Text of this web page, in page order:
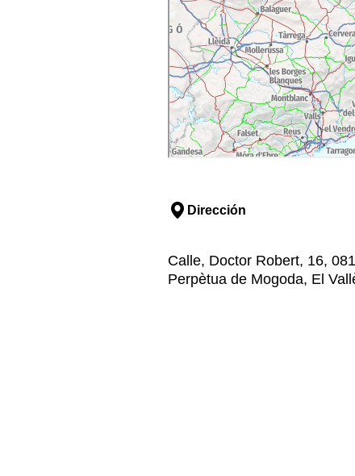
Dirección
Calle, Doctor Robert, 16,
Perpètua de Mogoda, El